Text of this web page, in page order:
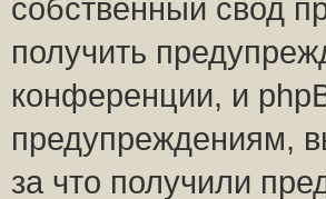
собственный свод
получить
конференции, и
предупреждениям,
за что получили